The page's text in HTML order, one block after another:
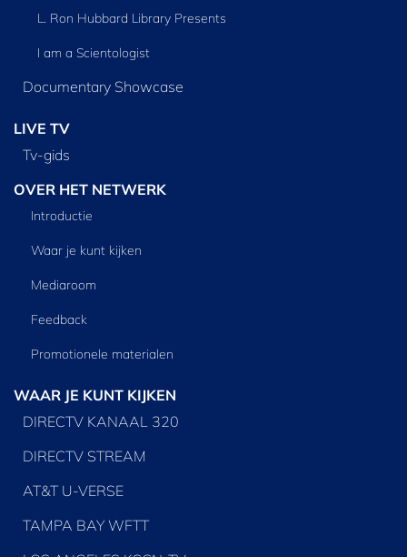
L. Ron Hubbard Library Presents
I am a Scientologist
Documentary Showcase
LIVE TV
Tv‑gids
OVER HET NETWERK
Introductie
Waar je kunt kijken
Mediaroom
Feedback
Promotionele materialen
WAAR JE KUNT KIJKEN
DIRECTV KANAAL 320
DIRECTV STREAM
AT&T U-VERSE
TAMPA BAY WFTT